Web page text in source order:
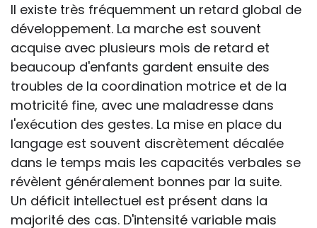
Il existe très fréquemment un retard global de
développement. La marche est souvent
acquise avec plusieurs mois de retard et
beaucoup d'enfants gardent ensuite des
troubles de la coordination motrice et de la
motricité fine, avec une maladresse dans
l'exécution des gestes. La mise en place du
langage est souvent discrètement décalée
dans le temps mais les capacités verbales se
révèlent généralement bonnes par la suite.
Un déficit intellectuel est présent dans la
majorité des cas. D'intensité variable mais